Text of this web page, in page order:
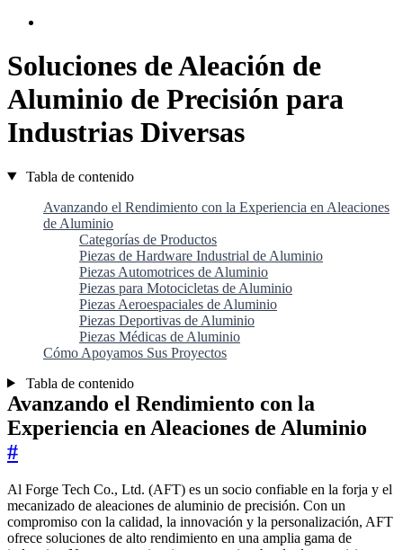
Soluciones de Aleación de
Aluminio de Precisión para
Industrias Diversas
Tabla de contenido
Avanzando el Rendimiento con la Experiencia en Aleaciones
de Aluminio
Categorías de Productos
Piezas de Hardware Industrial de Aluminio
Piezas Automotrices de Aluminio
Piezas para Motocicletas de Aluminio
Piezas Aeroespaciales de Aluminio
Piezas Deportivas de Aluminio
Piezas Médicas de Aluminio
Cómo Apoyamos Sus Proyectos
Tabla de contenido
Avanzando el Rendimiento con la
Experiencia en Aleaciones de Aluminio
#
Al Forge Tech Co., Ltd. (AFT) es un socio confiable en la forja y el
mecanizado de aleaciones de aluminio de precisión. Con un
compromiso con la calidad, la innovación y la personalización, AFT
ofrece soluciones de alto rendimiento en una amplia gama de